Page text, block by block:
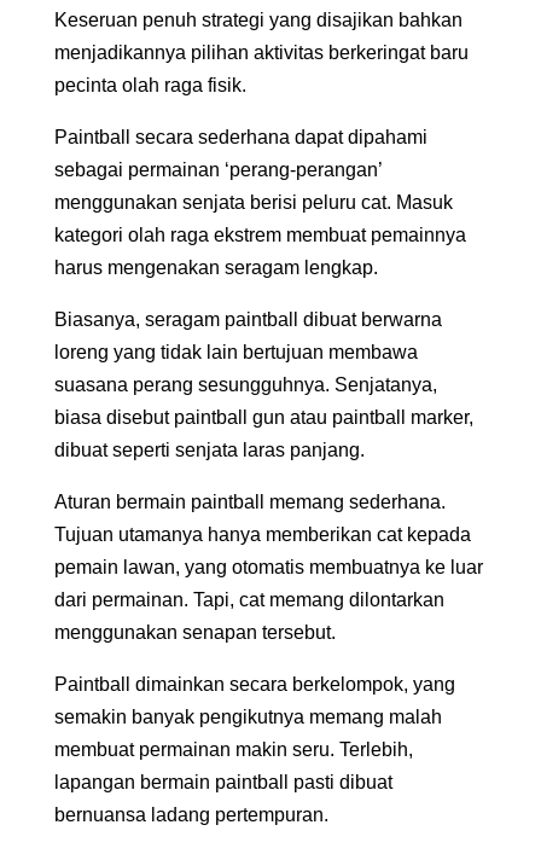
Keseruan penuh strategi yang disajikan bahkan
menjadikannya pilihan aktivitas berkeringat baru
pecinta olah raga fisik.
Paintball secara sederhana dapat dipahami
sebagai permainan ‘perang-perangan’
menggunakan senjata berisi peluru cat. Masuk
kategori olah raga ekstrem membuat pemainnya
harus mengenakan seragam lengkap.
Biasanya, seragam paintball dibuat berwarna
loreng yang tidak lain bertujuan membawa
suasana perang sesungguhnya. Senjatanya,
biasa disebut paintball gun atau paintball marker,
dibuat seperti senjata laras panjang.
Aturan bermain paintball memang sederhana.
Tujuan utamanya hanya memberikan cat kepada
pemain lawan, yang otomatis membuatnya ke luar
dari permainan. Tapi, cat memang dilontarkan
menggunakan senapan tersebut.
Paintball dimainkan secara berkelompok, yang
semakin banyak pengikutnya memang malah
membuat permainan makin seru. Terlebih,
lapangan bermain paintball pasti dibuat
bernuansa ladang pertempuran.